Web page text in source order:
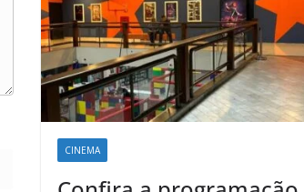
CINEMA